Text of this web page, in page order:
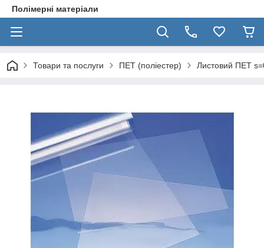
Полімерні матеріали
Товари та послуги ПЕТ (поліестер) Листовий ПЕТ